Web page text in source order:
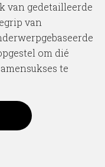
van gedetailleerde
van
om dié
te